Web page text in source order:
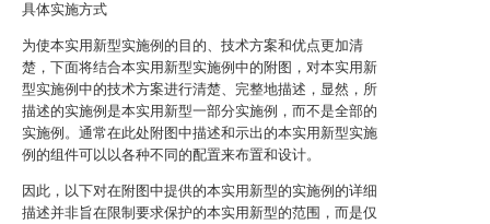
具体实施方式
为使本实用新型实施例的目的、技术方案和优点更加清
楚，下面将结合本实用新型实施例中的附图，对本实用新
型实施例中的技术方案进行清楚、完整地描述，显然，所
描述的实施例是本实用新型一部分实施例，而不是全部的
实施例。通常在此处附图中描述和示出的本实用新型实施
例的组件可以以各种不同的配置来布置和设计。
因此，以下对在附图中提供的本实用新型的实施例的详细
描述并非旨在限制要求保护的本实用新型的范围，而是仅